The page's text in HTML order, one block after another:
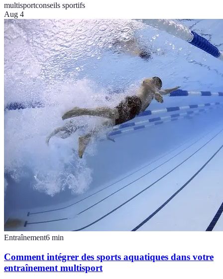
multisportconseils sportifs
Aug 4
Entraînement6 min
Comment intégrer des sports aquatiques dans votre
entraînement multisport